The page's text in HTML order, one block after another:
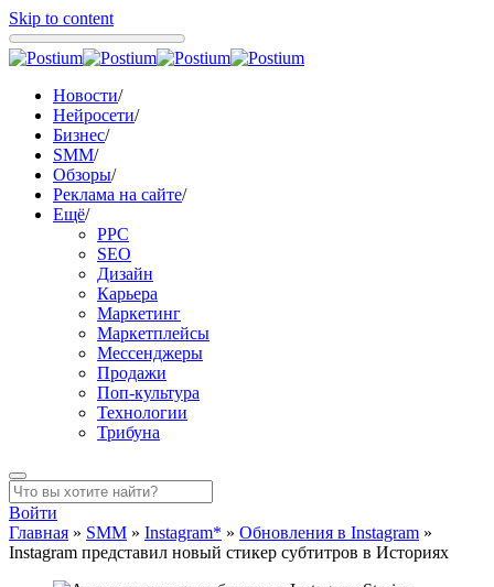
Skip to content
Новости/
Нейросети/
Бизнес/
SMM/
Обзоры/
Реклама на сайте/
Ещё/
PPC
SEO
Дизайн
Карьера
Маркетинг
Маркетплейсы
Мессенджеры
Продажи
Поп-культура
Технологии
Трибуна
Войти
Главная » SMM » Instagram* » Обновления в Instagram »
Instagram представил новый стикер субтитров в Историях